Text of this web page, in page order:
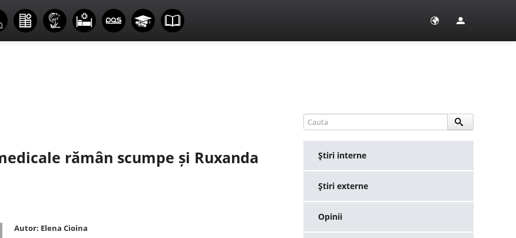
rămân scumpe și Ruxanda
Autor: Elena Cioina
Ştiri interne
Ştiri externe
Opinii